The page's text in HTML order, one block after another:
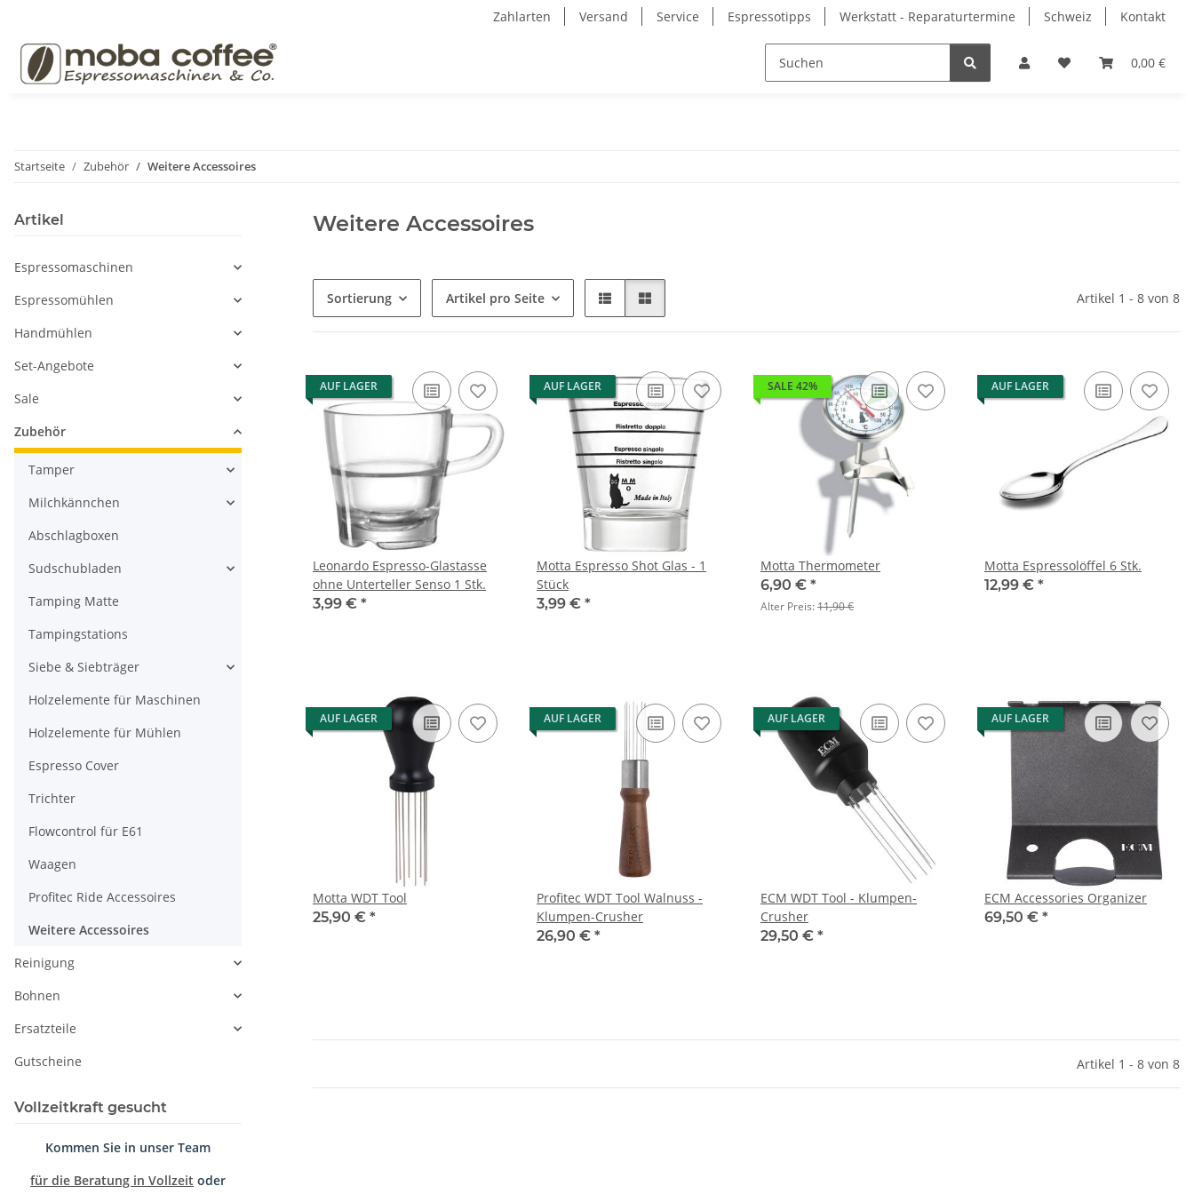
Zahlarten Versand Service Espressotipps Werkstatt - Reparaturtermine Schweiz Kontakt
0,00 €
Startseite Zubehör Weitere Accessoires
Weitere Accessoires
Sortierung Artikel pro Seite Artikel 1 - 8 von 8
AUF LAGER
Leonardo Espresso-Glastasse
ohne Unterteller Senso 1 Stk.
3,99 € *
AUF LAGER
Motta Espresso Shot Glas - 1
Stück
3,99 € *
SALE 42%
Motta Thermometer
6,90 € *
Alter Preis:11,90 €
AUF LAGER
Motta Espressolöffel 6 Stk.
12,99 € *
AUF LAGER
Motta WDT Tool
25,90 € *
AUF LAGER
Profitec WDT Tool Walnuss -
Klumpen-Crusher
26,90 € *
AUF LAGER
ECM WDT Tool - Klumpen-
Crusher
29,50 € *
AUF LAGER
ECM Accessories Organizer
69,50 € *
Artikel 1 - 8 von 8
Artikel
Espressomaschinen
Espressomühlen
Handmühlen
Set-Angebote
Sale
Zubehör
Tamper
Milchkännchen
Abschlagboxen
Sudschubladen
Tamping Matte
Tampingstations
Siebe & Siebträger
Holzelemente für Maschinen
Holzelemente für Mühlen
Espresso Cover
Trichter
Flowcontrol für E61
Waagen
Profitec Ride Accessoires
Weitere Accessoires
Reinigung
Bohnen
Ersatzteile
Gutscheine
Vollzeitkraft gesucht
Kommen Sie in unser Team
für die Beratung in Vollzeit oder